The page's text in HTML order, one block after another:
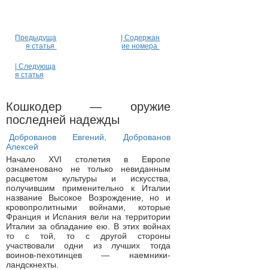
Предыдуща
я статья
| Содержан
ие номера
| Следующа
я статья
Кошкодер — оружие
последней надежды
Доброванов Евгений, Доброванов
Алексей
Начало XVI столетия в Европе
ознаменовано не только невиданным
расцветом культуры и искусства,
получившим применительно к Италии
название Высокое Возрождение, но и
кровопролитными войнами, которые
Франция и Испания вели на территории
Италии за обладание ею. В этих войнах
то с той, то с другой стороны
участвовали одни из лучших тогда
воинов-пехотинцев — наемники-
ландскнехты.